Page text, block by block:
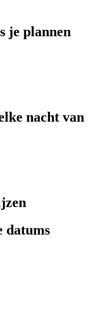
je plannen
nacht van
datums